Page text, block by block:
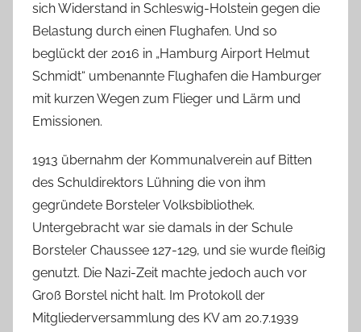
sich Widerstand in Schleswig-Holstein gegen die
Belastung durch einen Flughafen. Und so
beglückt der 2016 in „Hamburg Airport Helmut
Schmidt“ umbenannte Flughafen die Hamburger
mit kurzen Wegen zum Flieger und Lärm und
Emissionen.
1913 übernahm der Kommunalverein auf Bitten
des Schuldirektors Lühning die von ihm
gegründete Borsteler Volksbibliothek.
Untergebracht war sie damals in der Schule
Borsteler Chaussee 127-129, und sie wurde fleißig
genutzt. Die Nazi-Zeit machte jedoch auch vor
Groß Borstel nicht halt. Im Protokoll der
Mitgliederversammlung des KV am 20.7.1939